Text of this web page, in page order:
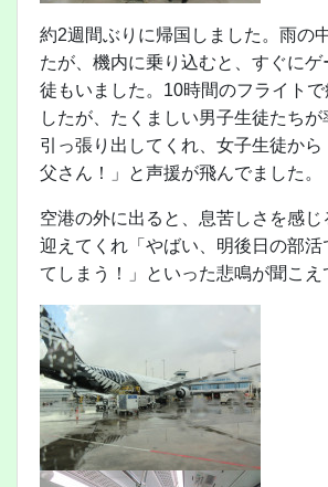
約2週間ぶりに帰国しました。雨の
たが、機内に乗り込むと、すぐにゲ
徒もいました。10時間のフライト
したが、たくましい男子生徒たち
引っ張り出してくれ、女子生徒から
父さん！」と声援が飛んでました。
空港の外に出ると、息苦しさを感じ
迎えてくれ「やばい、明後日の部活
てしまう！」といった悲鳴が聞こえ